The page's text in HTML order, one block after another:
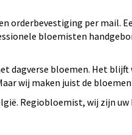
per mail.
bloemisten
dagverse bloemen. Het blijft
wij maken juist de
Regiobloemist, wij zijn